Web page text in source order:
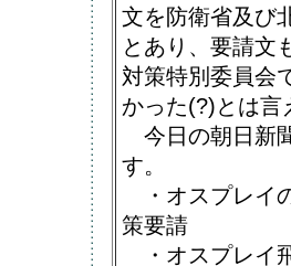
文を防衛省及び
とあり、要請文
対策特別委員会
かった(?)とは言
今日の朝日新
す。
・オスプレイ
策要請
・オスプレイ